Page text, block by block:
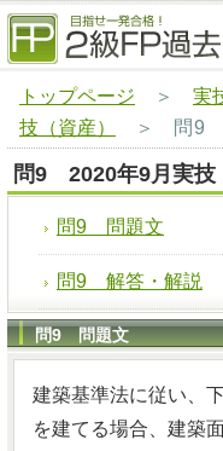
トップページ ＞ 実
技（資産）
＞ 問9
問9 2020年9月実技
問9 問題文
問9 解答・解説
問9 問題文
建築基準法に従い、
を建てる場合、建築